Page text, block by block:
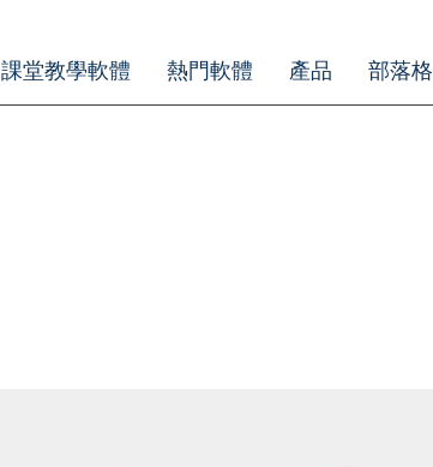
課堂教學軟體 熱門軟體 產品 部落格